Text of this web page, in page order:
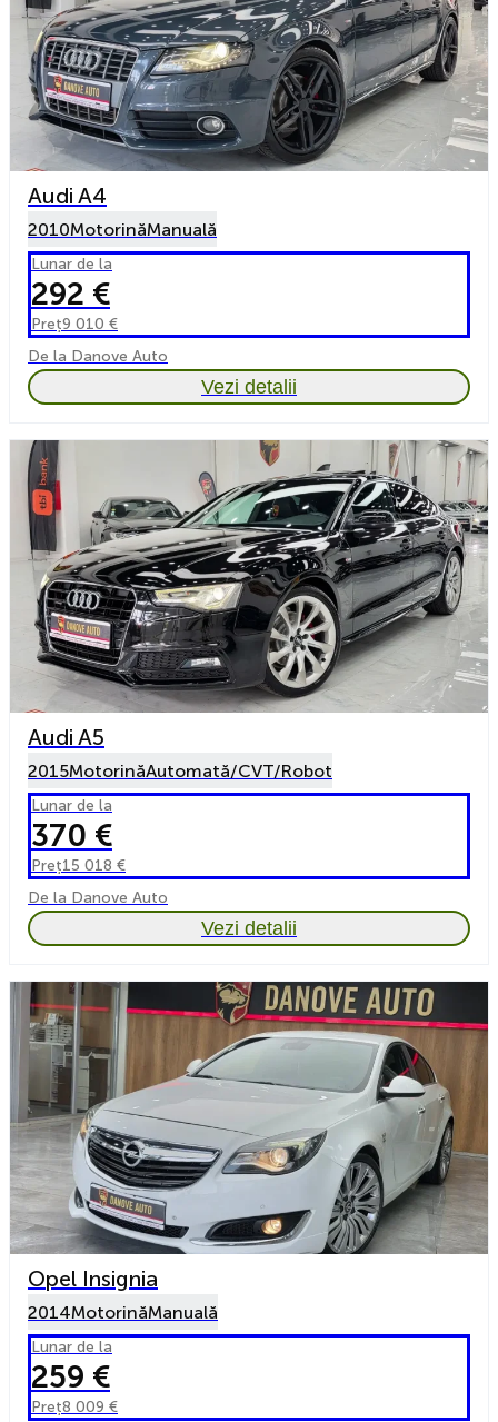
Audi A4
2010MotorinăManuală
Lunar de la
292 €
Preț9 010 €
De la Danove Auto
Vezi detalii
Audi A5
2015MotorinăAutomată/CVT/Robot
Lunar de la
370 €
Preț15 018 €
De la Danove Auto
Vezi detalii
Opel Insignia
2014MotorinăManuală
Lunar de la
259 €
Preț8 009 €